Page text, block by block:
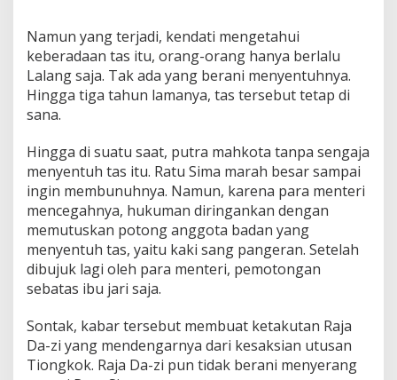
Namun yang terjadi, kendati mengetahui
keberadaan tas itu, orang-orang hanya berlalu
Lalang saja. Tak ada yang berani menyentuhnya.
Hingga tiga tahun lamanya, tas tersebut tetap di
sana.
Hingga di suatu saat, putra mahkota tanpa sengaja
menyentuh tas itu. Ratu Sima marah besar sampai
ingin membunuhnya. Namun, karena para menteri
mencegahnya, hukuman diringankan dengan
memutuskan potong anggota badan yang
menyentuh tas, yaitu kaki sang pangeran. Setelah
dibujuk lagi oleh para menteri, pemotongan
sebatas ibu jari saja.
Sontak, kabar tersebut membuat ketakutan Raja
Da-zi yang mendengarnya dari kesaksian utusan
Tiongkok. Raja Da-zi pun tidak berani menyerang